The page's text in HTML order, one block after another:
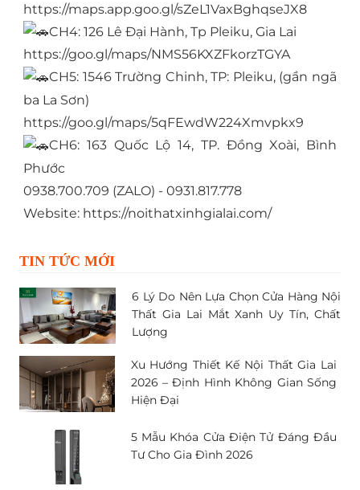
https://maps.app.goo.gl/sZeL1VaxBghqseJX8
CH4: 126 Lê Đại Hành, Tp Pleiku, Gia Lai
https://goo.gl/maps/NMS56KXZFkorzTGYA
CH5: 1546 Trường Chinh, TP: Pleiku, (gần ngã
ba La Sơn)
https://goo.gl/maps/5qFEwdW224Xmvpkx9
CH6: 163 Quốc Lộ 14, TP. Đồng Xoài, Bình
Phước
0938.700.709 (ZALO) - 0931.817.778
Website: https://noithatxinhgialai.com/
TIN TỨC MỚI
6 Lý Do Nên Lựa Chọn Cửa Hàng Nội
Thất Gia Lai Mắt Xanh Uy Tín, Chất
Lượng
Xu Hướng Thiết Kế Nội Thất Gia Lai
2026 – Định Hình Không Gian Sống
Hiện Đại
5 Mẫu Khóa Cửa Điện Tử Đáng Đầu
Tư Cho Gia Đình 2026